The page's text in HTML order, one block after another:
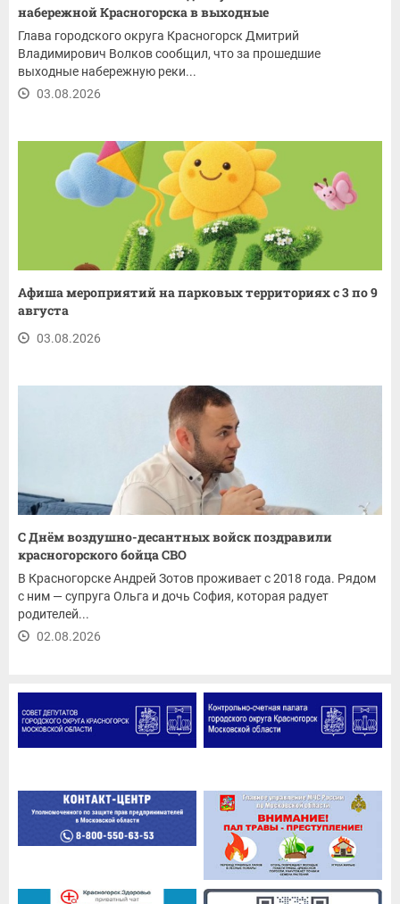
набережной Красногорска в выходные
Глава городского округа Красногорск Дмитрий
Владимирович Волков сообщил, что за прошедшие
выходные набережную реки...
03.08.2026
Афиша мероприятий на парковых территориях с 3 по 9
августа
03.08.2026
С Днём воздушно-десантных войск поздравили
красногорского бойца СВО
В Красногорске Андрей Зотов проживает с 2018 года. Рядом
с ним — супруга Ольга и дочь София, которая радует
родителей...
02.08.2026